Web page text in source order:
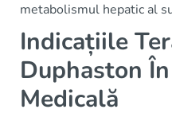
metabolismul hepatic al
Indicațiile
Duphaston
Medicală